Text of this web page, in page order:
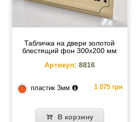
Табличка на двери золотой
блестящий фон 300х200 мм
Артикул: 8816
пластик 3мм 1 075 грн
В корзину